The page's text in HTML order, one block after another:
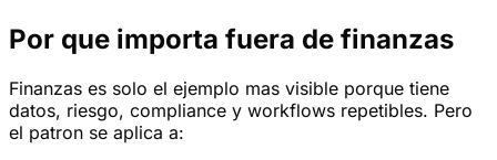
Por que importa fuera de finanzas
Finanzas es solo el ejemplo mas visible porque tiene
datos, riesgo, compliance y workflows repetibles. Pero
el patron se aplica a: